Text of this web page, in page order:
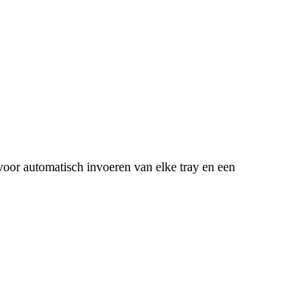
automatisch invoeren van elke tray en een